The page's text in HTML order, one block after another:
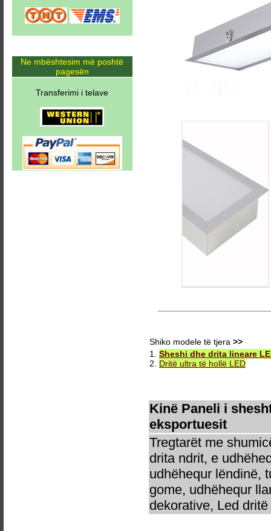
Shiko modele të tjera >>
1. Sheshi dhe drita lineare
2. Dritë ultra të hollë LED
Kinë Paneli i
eksportuesit
Tregtarët me
drita ndrit, e
udhëhequr lëndinë,
gome, udhëhequr
dekorative, Led
Ne mbështesim më poshtë
pagesën
Transferimi i telave